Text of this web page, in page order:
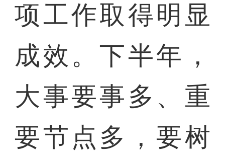
项工作取得明显
成效。下半年，
大事要事多、重
要节点多，要树